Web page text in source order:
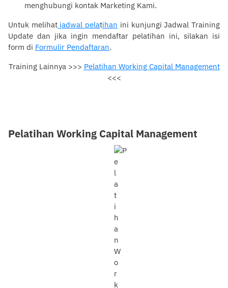
menghubungi kontak Marketing Kami.
Untuk melihatjadwal pelatihan ini kunjungi Jadwal Training
Update dan jika ingin mendaftar pelatihan ini, silakan isi
form di Formulir Pendaftaran.
Training Lainnya >>> Pelatihan Working Capital Management
<<<
Pelatihan Working Capital
Pelatihan Working Capital Management